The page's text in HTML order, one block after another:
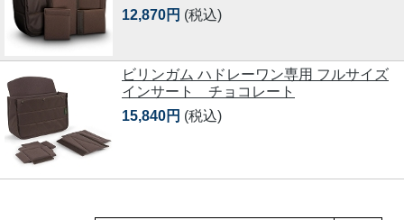
12,870円 (税込)
ビリンガム ハドレーワン専用 フルサイズ
インサート チョコレート
15,840円 (税込)